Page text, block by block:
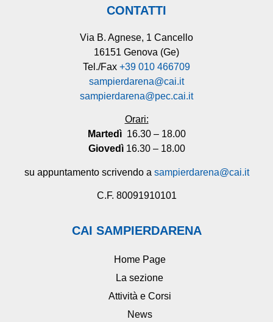
CONTATTI
Via B. Agnese, 1 Cancello
16151 Genova (Ge)
Tel./Fax +39 010 466709
sampierdarena@cai.it
sampierdarena@pec.cai.it
Orari:
Martedì 16.30 – 18.00
Giovedì16.30 – 18.00
su appuntamento scrivendo a sampierdarena@cai.it
C.F. 80091910101
CAI SAMPIERDARENA
Home Page
La sezione
Attività e Corsi
News